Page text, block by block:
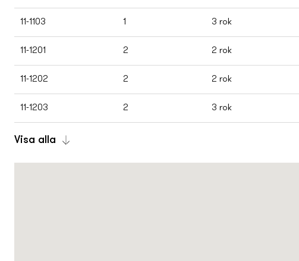
11-1103 1 3 rok
11-1201 2 2 rok
11-1202 2 2 rok
11-1203 2 3 rok
Visa alla